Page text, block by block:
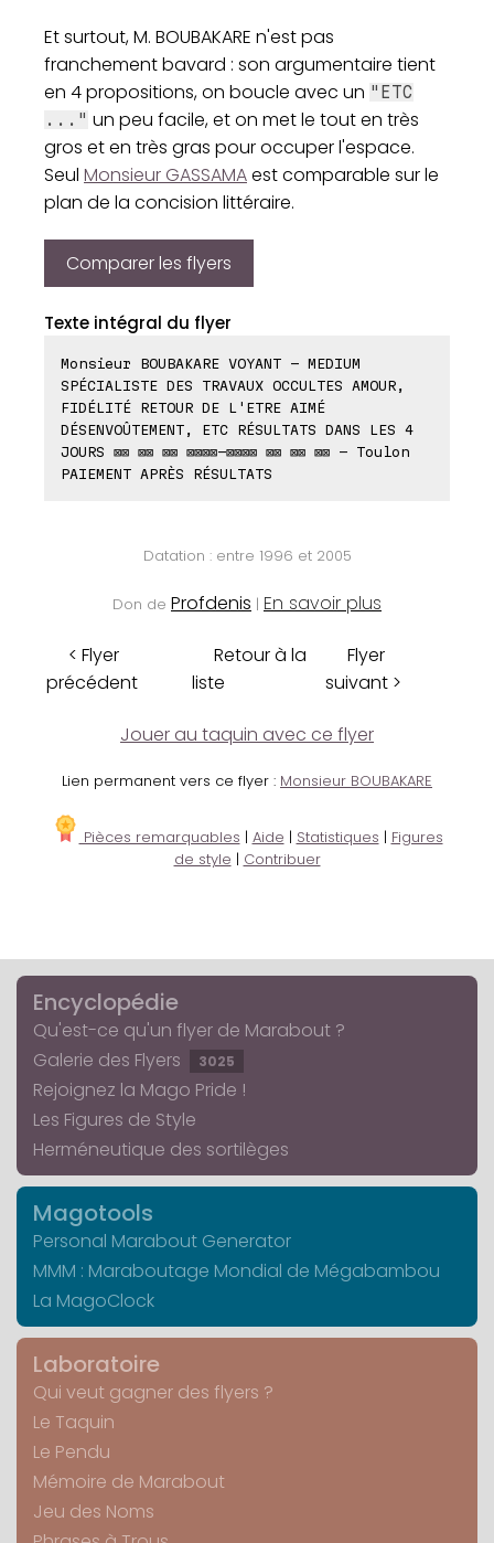
Et surtout, M. BOUBAKARE n'est pas
franchement bavard : son argumentaire tient
en 4 propositions, on boucle avec un "ETC
..." un peu facile, et on met le tout en très
gros et en très gras pour occuper l'espace.
Seul Monsieur GASSAMAest comparable sur le
plan de la concision littéraire.
Comparer les flyers
Texte intégral du flyer
Monsieur BOUBAKARE VOYANT - MEDIUM
SPÉCIALISTE DES TRAVAUX OCCULTES AMOUR,
FIDÉLITÉ RETOUR DE L'ETRE AIMÉ
DÉSENVOÛTEMENT, ETC RÉSULTATS DANS LES 4
JOURS ⊠⊠ ⊠⊠ ⊠⊠ ⊠⊠⊠⊠-⊠⊠⊠⊠ ⊠⊠ ⊠⊠ ⊠⊠ - Toulon
PAIEMENT APRÈS RÉSULTATS
Datation : entre 1996 et 2005
Don de Profdenis | En savoir plus
< Flyer
précédent
Retour à la
liste
Flyer
suivant >
Jouer au taquin avec ce flyer
Lien permanent vers ce flyer : Monsieur BOUBAKARE
Pièces remarquables | Aide | Statistiques | Figures
de style | Contribuer
Encyclopédie
Qu'est-ce qu'un flyer de Marabout ?
Galerie des Flyers
3025
Rejoignez la Mago Pride !
Les Figures de Style
Herméneutique des sortilèges
Magotools
Personal Marabout Generator
MMM : Maraboutage Mondial de Mégabambou
La MagoClock
Laboratoire
Qui veut gagner des flyers ?
Le Taquin
Le Pendu
Mémoire de Marabout
Jeu des Noms